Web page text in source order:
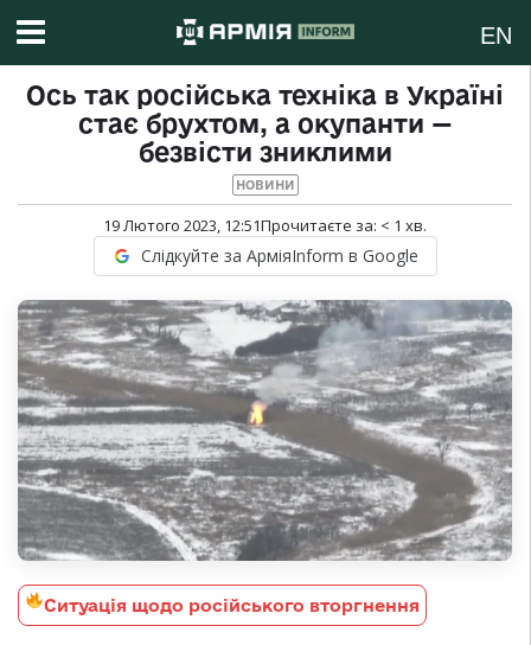
EN
Ось так російська техніка в Україні
стає брухтом, а окупанти —
безвісти зниклими
НОВИНИ
19 Лютого 2023, 12:51Прочитаєте за: < 1 хв.
Слідкуйте за АрміяInform в Google
Ситуація щодо російського вторгнення